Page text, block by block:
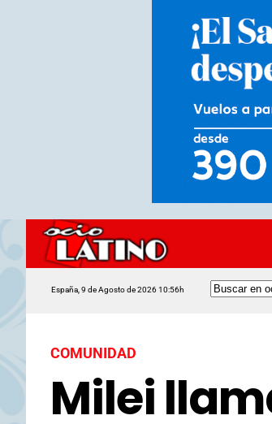
España, 9 de Agosto de 2026 10:56h
COMUNIDAD
Milei